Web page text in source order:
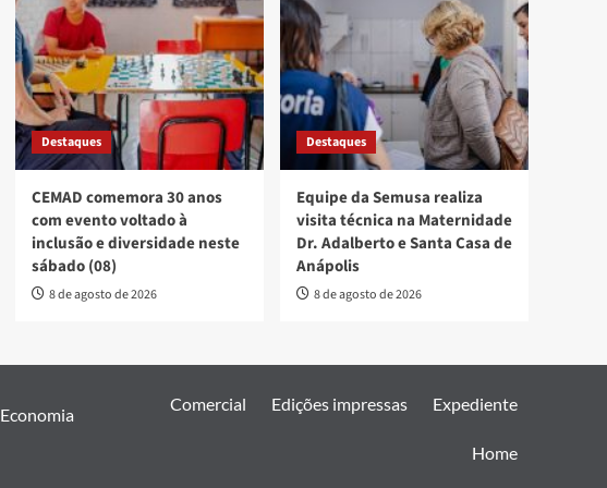
Destaques
CEMAD comemora 30 anos
com evento voltado à
inclusão e diversidade neste
sábado (08)
8 de agosto de 2026
Destaques
Equipe da Semusa realiza
visita técnica na Maternidade
Dr. Adalberto e Santa Casa de
Anápolis
8 de agosto de 2026
Economia
Comercial Edições impressas Expediente
Home